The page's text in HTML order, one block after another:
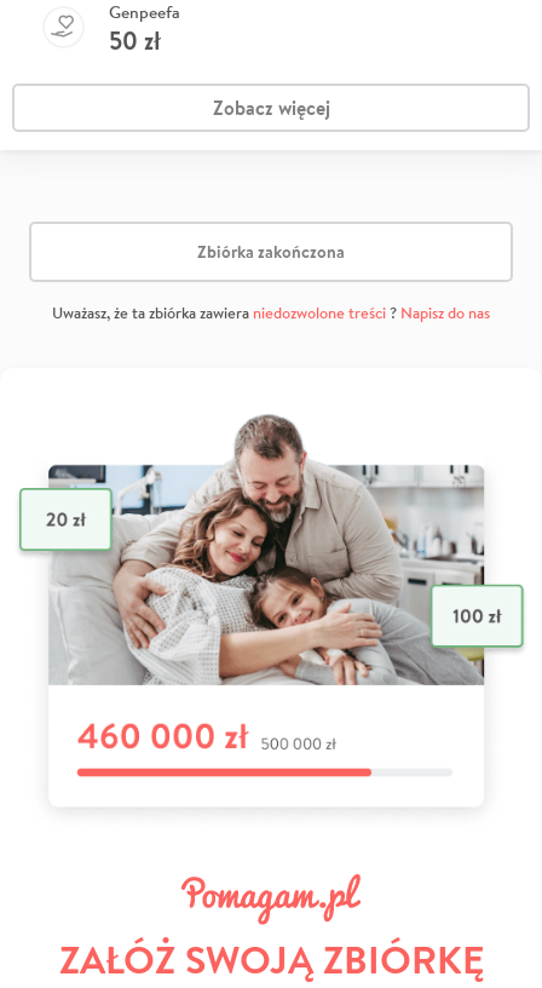
Genpeefa
50 zł
Zobacz więcej
Zbiórka zakończona
Uważasz, że ta zbiórka zawiera niedozwolone treści? Napisz do nas
ZAŁÓŻ SWOJĄ ZBIÓRKĘ